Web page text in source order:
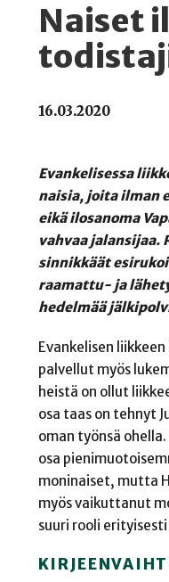
Naiset
16.03.2020
Evankelisessa
naisia, joita ilman
eikä ilosanoma
vahvaa jalansijaa.
sinnikkäät
raamattu- ja
hedelmää
Evankelisen
palvellut myös
heistä on ollut
osa taas on tehnyt
oman työnsä
osa
moninaiset, mutta
myös vaikuttanut
suuri rooli